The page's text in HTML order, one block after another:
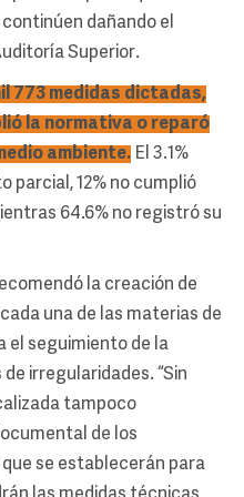
dañando el
Superior.
773 medidas dictadas,
la normativa o reparó
ambiente. El 3.1%
parcial, 12% no cumplió
64.6% no registró su
la creación de
una de las materias de
el seguimiento de la
irregularidades. “Sin
tampoco
de los
se establecerán para